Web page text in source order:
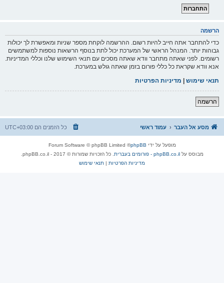
הרשמה
כדי להתחבר אתה חייב להיות רשום. ההרשמה לוקחת מספר שניות ומאפשרת לך יכולות
גבוהות יותר. המנהל הראשי של המערכת יכול לתת בנוסף הרשאות נוספות למשתמשים
רשומים. לפני שאתה מתחבר וודא שאתה מסכים עם תנאי השימוש שלנו וכללי המדיניות.
אנא וודא שקראת כל כללי פורום בזמן שאתה גולש במערכת.
תנאי שימוש | מדיניות הפרטיות
הרשמה
מסע אל העבר עמוד ראשי כל הזמנים הם UTC+03:00
מופעל על ידי phpBB
® Forum Software © phpBB Limited
מבוסס עלphpBB.co.il - פורומים בעברית
. כל הזכויות שמורות © 2017 - phpBB.co.il.
מדיניות הפרטיות | תנאי שימוש